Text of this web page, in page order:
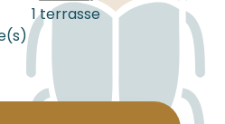
1 terrasse